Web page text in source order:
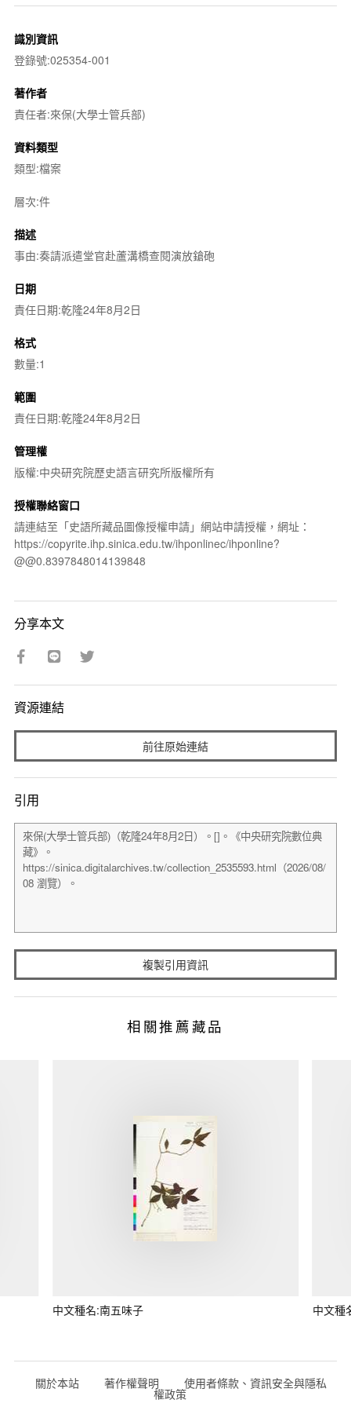
識別資訊
登錄號:025354-001
著作者
責任者:來保(大學士管兵部)
資料類型
類型:檔案
層次:件
描述
事由:奏請派遣堂官赴蘆溝橋查閱演放鎗砲
日期
責任日期:乾隆24年8月2日
格式
數量:1
範圍
責任日期:乾隆24年8月2日
管理權
版權:中央研究院歷史語言研究所版權所有
授權聯絡窗口
請連結至「史語所藏品圖像授權申請」網站申請授權，網址：
https://copyrite.ihp.sinica.edu.tw/ihponlinec/ihponline?
@@0.8397848014139848
分享本文
資源連結
前往原始連結
引用
複製引用資訊
相關推薦藏品
中文種名:南五味子 中文種
關於本站 著作權聲明 使用者條款、資訊安全與隱私
權政策